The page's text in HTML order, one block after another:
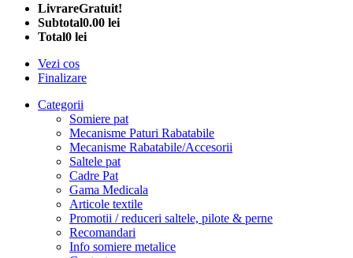
LivrareGratuit!
Subtotal0.00 lei
Total0 lei
Vezi cos
Finalizare
Categorii
Somiere pat
Mecanisme Paturi Rabatabile
Mecanisme Rabatabile/Accesorii
Saltele pat
Cadre Pat
Gama Medicala
Articole textile
Promotii / reduceri saltele, pilote & perne
Recomandari
Info somiere metalice